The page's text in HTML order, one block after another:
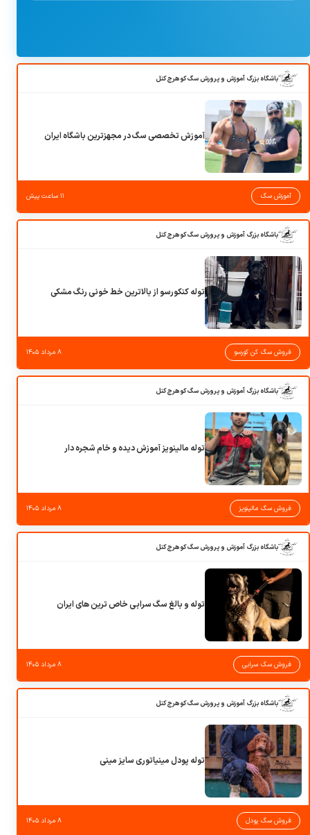
باشگاه بزرگ آموزش و پرورش سگ کوهرج کنل
آموزش تخصصی سگ در مجهزترین باشگاه ایران
آموزش سگ ۱۱ ساعت پیش
باشگاه بزرگ آموزش و پرورش سگ کوهرج کنل
توله کنکورسو از بالاترین خط خونی رنگ مشکی
فروش سگ کن کورسو ۸ مرداد ۱۴۰۵
باشگاه بزرگ آموزش و پرورش سگ کوهرج کنل
توله مالینویز آموزش دیده و خام شجره دار
فروش سگ مالینویز ۸ مرداد ۱۴۰۵
باشگاه بزرگ آموزش و پرورش سگ کوهرج کنل
توله و بالغ سگ سرابی خاص ترین های ایران
فروش سگ سرابی ۸ مرداد ۱۴۰۵
باشگاه بزرگ آموزش و پرورش سگ کوهرج کنل
توله پودل مینیاتوری سایز مینی
فروش سگ پودل ۸ مرداد ۱۴۰۵